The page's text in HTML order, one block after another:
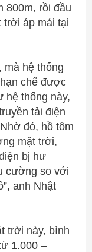
800m, rồi đầu
trời áp mái tại
mà hệ thống
chế được
hệ thống này,
tải điện
đó, hồ tôm
mặt trời,
bị hư
cường so với
anh Nhật
trời này, bình
1.000 –